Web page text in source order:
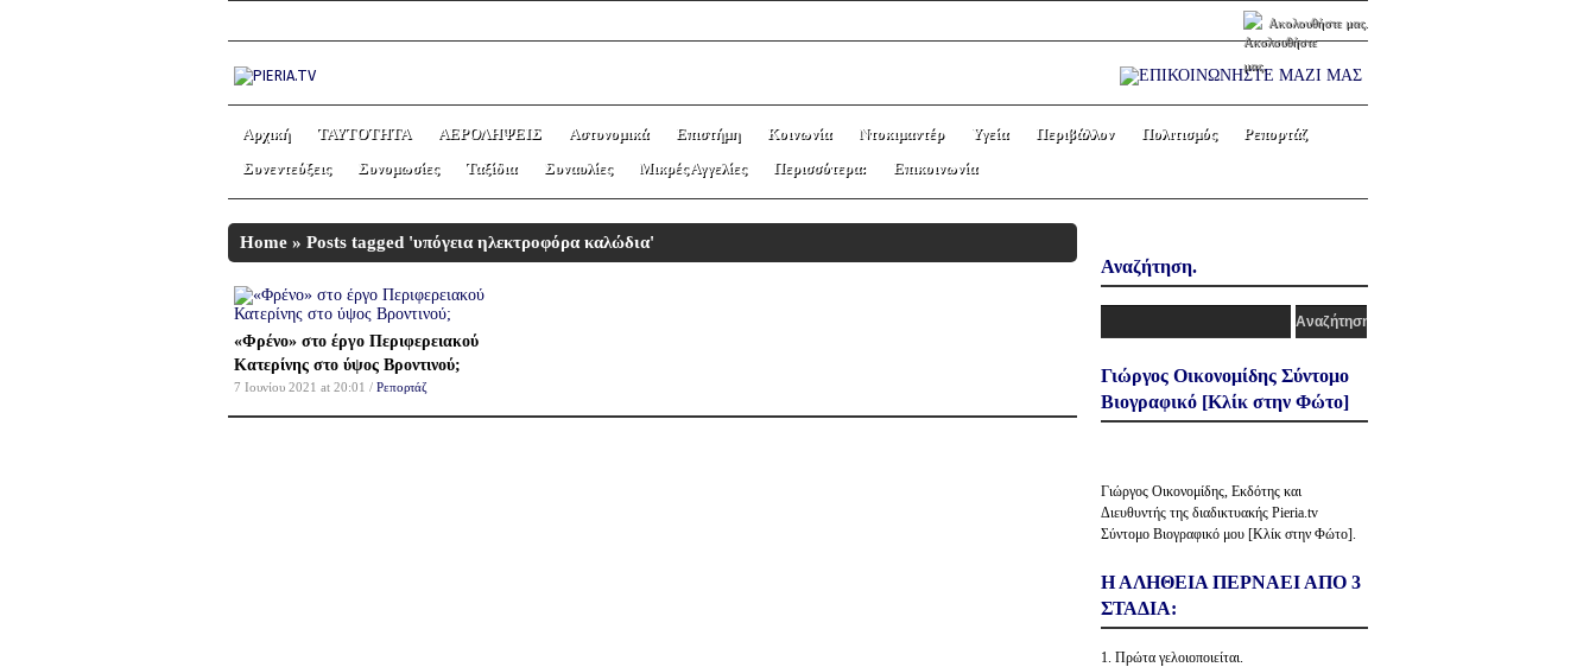
Ακολουθήστε μας.
Αρχική ΤΑΥΤΟΤΗΤΑ ΑΕΡΟΛΗΨΕΙΣ Αστυνομικά Επιστήμη Κοινωνία Ντοκιμαντέρ Υγεία Περιβάλλον Πολιτισμός
Ρεπορτάζ
Συνεντεύξεις
Συνομωσίες Ταξίδια Συναυλίες Μικρές Αγγελίες Περισσότερα: Επικοινωνία
Home » Posts tagged 'υπόγεια ηλεκτροφόρα καλώδια'
«Φρένο» στο έργο Περιφερειακού
Κατερίνης στο ύψος Βροντινού;
7 Ιουνίου 2021 at 20:01 / Ρεπορτάζ
Αναζήτηση.
Γιώργος Οικονομίδης Σύντομο
Βιογραφικό [Κλίκ στην Φώτο]
Γιώργος Οικονομίδης, Εκδότης και
Διευθυντής της διαδικτυακής Pieria.tv
Σύντομο Βιογραφικό μου [Κλίκ στην Φώτο].
Η ΑΛΗΘΕΙΑ ΠΕΡΝΑΕΙ ΑΠΟ 3
ΣΤΑΔΙΑ:
1. Πρώτα γελοιοποιείται.